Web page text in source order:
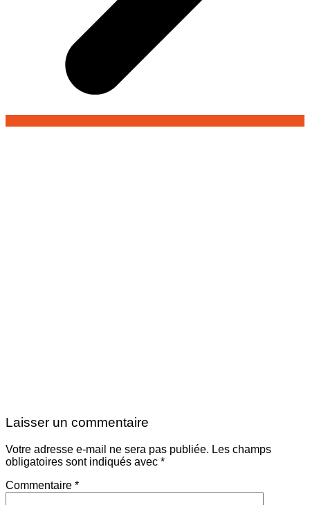
Laisser un commentaire
Votre adresse e-mail ne sera pas publiée. Les champs
obligatoires sont indiqués avec *
Commentaire *